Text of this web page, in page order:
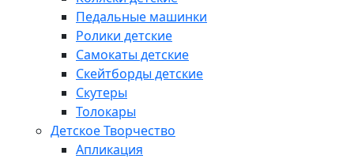
Педальные машинки
Ролики детские
Самокаты детские
Скейтборды детские
Скутеры
Толокары
Детское Творчество
Апликация